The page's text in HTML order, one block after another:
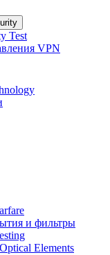
Test
VPN
и фильтры
Elements